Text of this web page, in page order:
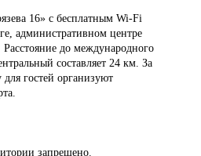
16» с бесплатным Wi-Fi
административном центре
Расстояние до международного
составляет 24 км. За
гостей организуют
запрещено.